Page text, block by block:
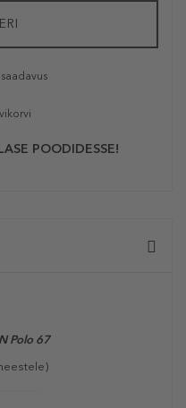
POODIDESSE!
Polo 67